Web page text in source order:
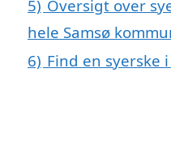
5) Oversigt over
hele Samsø
6) Find en syerske